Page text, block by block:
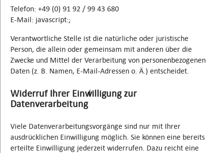
Telefon: +49 (0) 91 92 / 99 43 680
E-Mail: javascript:;
Verantwortliche Stelle ist die natürliche oder juristische
Person, die allein oder gemeinsam mit anderen über die
Zwecke und Mittel der Verarbeitung von personenbezogenen
Daten (z. B. Namen, E-Mail-Adressen o. Ä.) entscheidet.
Widerruf Ihrer Einwilligung zur
Datenverarbeitung
Viele Datenverarbeitungsvorgänge sind nur mit Ihrer
ausdrücklichen Einwilligung möglich. Sie können eine bereits
erteilte Einwilligung jederzeit widerrufen. Dazu reicht eine